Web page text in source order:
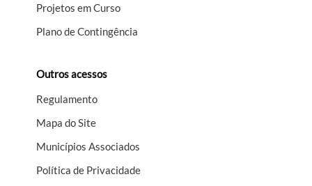
Projetos em Curso
Plano de Contingência
Outros acessos
Regulamento
Mapa do Site
Municípios Associados
Política de Privacidade